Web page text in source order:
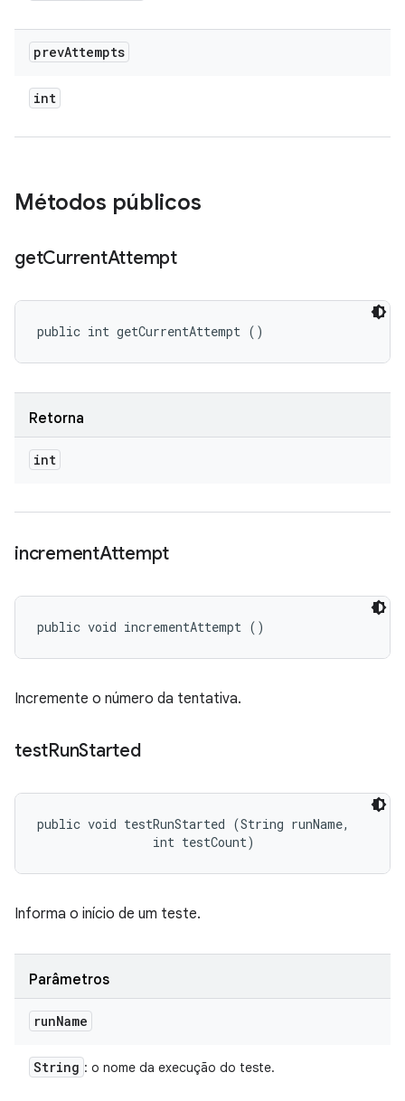
prevAttempts
int
Métodos públicos
getCurrentAttempt
public int getCurrentAttempt ()
Retorna
int
incrementAttempt
public void incrementAttempt ()
Incremente o número da tentativa.
testRunStarted
public void testRunStarted (String runName,
                int testCount)
Informa o início de um teste.
Parâmetros
runName
String : o nome da execução do teste.